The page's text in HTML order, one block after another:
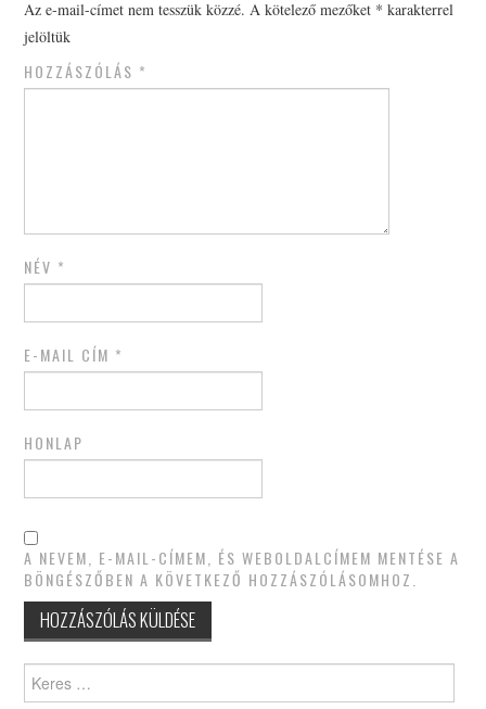
Az e-mail-címet nem tesszük közzé. A kötelező mezőket * karakterrel
jelöltük
HOZZÁSZÓLÁS *
NÉV *
E-MAIL CÍM *
HONLAP
A NEVEM, E-MAIL-CÍMEM, ÉS WEBOLDALCÍMEM MENTÉSE A
BÖNGÉSZŐBEN A KÖVETKEZŐ HOZZÁSZÓLÁSOMHOZ.